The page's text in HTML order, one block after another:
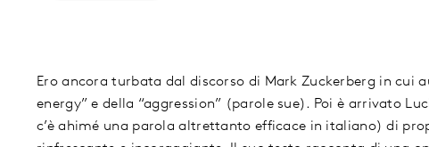
Ero ancora turbata dal discorso di Mark Zuckerberg in cui
energy” e della “aggression” (parole sue). Poi è arrivato
c’è ahimé una parola altrettanto efficace in italiano) di